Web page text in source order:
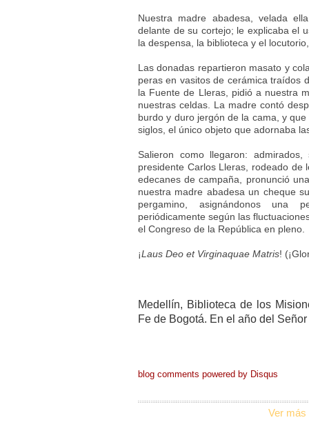
Nuestra madre abadesa, velada
delante de su cortejo; le explicaba el
la despensa, la biblioteca y el
Las donadas repartieron masato y
peras en vasitos de cerámica traídos
la Fuente de Lleras, pidió a nuestra
nuestras celdas. La madre contó
burdo y duro jergón de la cama, y
siglos, el único objeto que adornaba
Salieron como llegaron:
presidente Carlos Lleras, rodeado de
edecanes de campaña, pronunció
nuestra madre abadesa un cheque
pergamino, asignándonos una
periódicamente según las
el Congreso de la República en pleno.
¡Laus Deo et Virginaquae Matris!
Medellín, Biblioteca de los
Fe de Bogotá. En el año del
blog comments powered by Disqus
Ver más